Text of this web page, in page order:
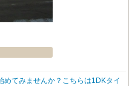
めてみませんか？こちらは1DKタイ